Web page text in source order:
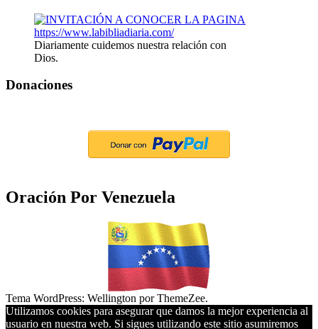
Diariamente cuidemos nuestra relación con
Dios.
Donaciones
Oración Por Venezuela
Tema WordPress: Wellington por ThemeZee.
Utilizamos cookies para asegurar que damos la mejor experiencia al
usuario en nuestra web. Si sigues utilizando este sitio asumiremos